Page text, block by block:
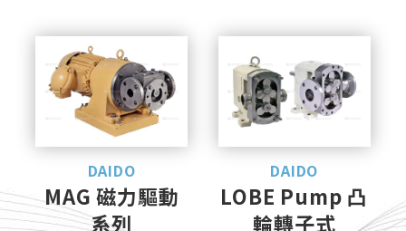
輪，低噪音、少震
動、高效率。
DAIDO
MAG 磁力驅動
系列
DAIDO
LOBE Pump 凸
輪轉子式